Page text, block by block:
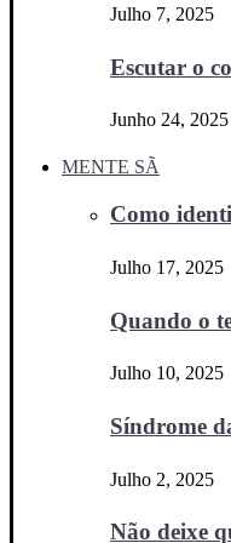
Julho 7, 2025
Escutar o
Junho 24, 2025
MENTE SÃ
Como
Julho 17, 2025
Quando o
Julho 10, 2025
Síndrome
Julho 2, 2025
Não deixe